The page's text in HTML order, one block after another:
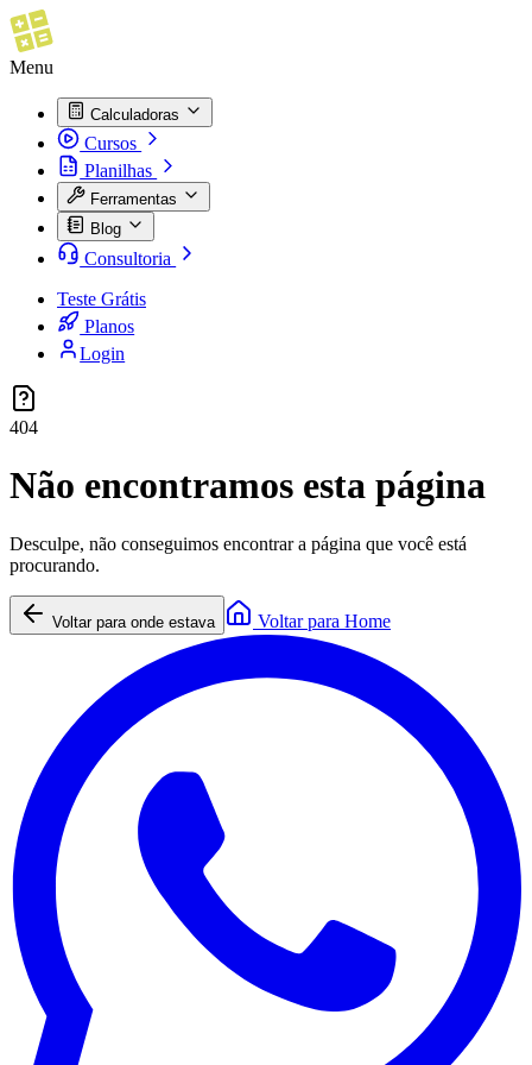
Menu
Calculadoras
Cursos
Planilhas
Ferramentas
Blog
Consultoria
Teste Grátis
Planos
Login
404
Não encontramos esta página
Desculpe, não conseguimos encontrar a página que você está
procurando.
Voltar para onde estava Voltar para Home